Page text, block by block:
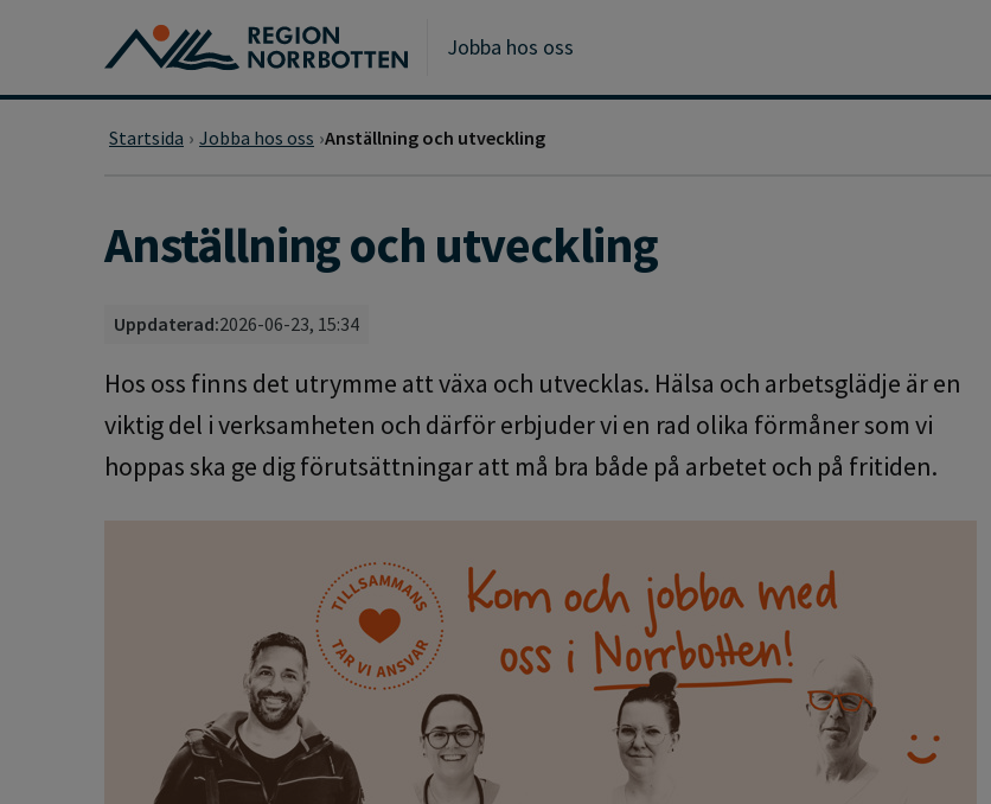
Gå till huvudmeny
Gå till övergripande innehåll
Jobba hos oss
Startsida Jobba hos oss Anställning och utveckling
Anställning och utveckling
Uppdaterad:2026-06-23, 15:34
Hos oss finns det utrymme att växa och utvecklas. Hälsa och arbetsglädje är en
viktig del i verksamheten och därför erbjuder vi en rad olika förmåner som vi
hoppas ska ge dig förutsättningar att må bra både på arbetet och på fritiden.